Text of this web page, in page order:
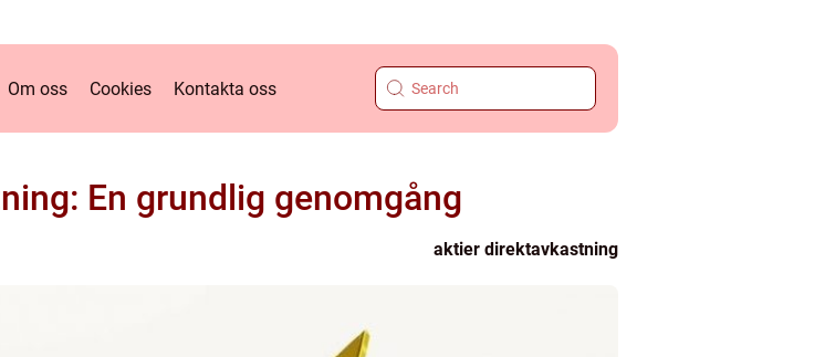
Om oss Cookies Kontakta oss
En grundlig genomgång
aktier direktavkastning